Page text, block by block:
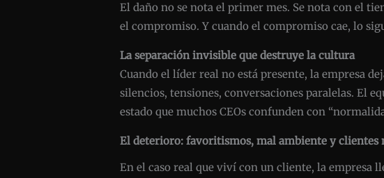
El daño no se nota el primer mes. Se nota con el
el compromiso. Y cuando el compromiso cae, lo
La separación invisible que destruye la cultura
Cuando el líder real no está presente, la empresa
silencios, tensiones, conversaciones paralelas. El
estado que muchos CEOs confunden con
El deterioro: favoritismos, mal ambiente y clientes
En el caso real que viví con un cliente, la empresa